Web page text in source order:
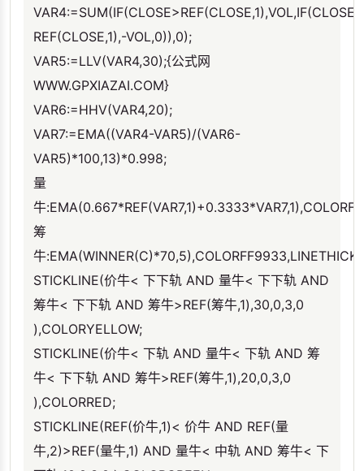
VAR4:=SUM(IF(CLOSE>REF(CLOSE,1),VOL,IF(CLOSE<
REF(CLOSE,1),-VOL,0)),0);
VAR5:=LLV(VAR4,30);{公式网
WWW.GPXIAZAI.COM}
VAR6:=HHV(VAR4,20);
VAR7:=EMA((VAR4-VAR5)/(VAR6-
VAR5)*100,13)*0.998;
量
牛
筹
牛
STICKLINE(价牛< 下下轨 AND 量牛< 下下轨 AND
筹牛< 下下轨 AND 筹牛>REF(筹牛,1),30,0,3,0
),COLORYELLOW;
STICKLINE(价牛< 下轨 AND 量牛< 下轨 AND 筹
牛< 下下轨 AND 筹牛>REF(筹牛,1),20,0,3,0
),COLORRED;
STICKLINE(REF(价牛,1)< 价牛 AND REF(量
牛,2)>REF(量牛,1) AND 量牛< 中轨 AND 筹牛< 下